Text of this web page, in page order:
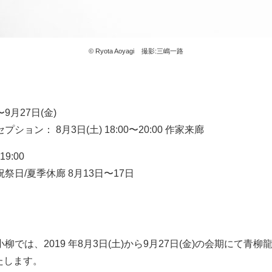
© Ryota Aoyagi 撮影:三嶋一路
9月27日(金)
プション： 8月3日(土) 18:00〜20:00 作家来廊
祭日/夏季休廊 8月13日〜17日
柳では、2019 年8月3日(土)から9月27日(金)の会期にて青柳
ます。